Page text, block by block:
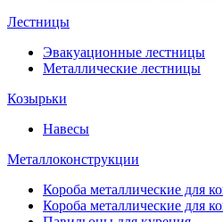
Лестницы
Эвакуационные лестницы
Металлические лестницы
Козырьки
Навесы
Металлоконструкции
Короба металлические для
Короба металлические для